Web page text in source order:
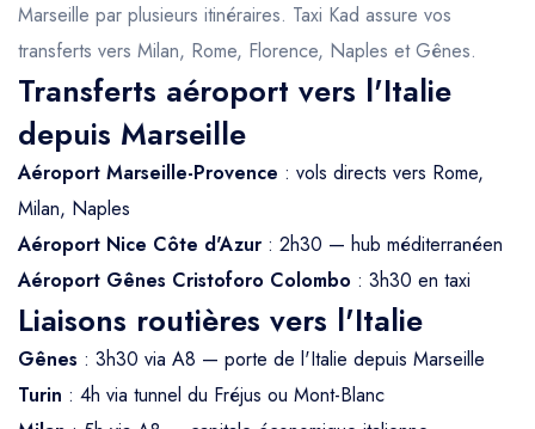
Marseille par plusieurs itinéraires. Taxi Kad assure vos
transferts vers Milan, Rome, Florence, Naples et Gênes.
Transferts aéroport vers l'Italie
depuis Marseille
Aéroport Marseille-Provence : vols directs vers Rome,
Milan, Naples
Aéroport Nice Côte d'Azur : 2h30 — hub méditerranéen
Aéroport Gênes Cristoforo Colombo : 3h30 en taxi
Liaisons routières vers l'Italie
Gênes : 3h30 via A8 — porte de l'Italie depuis Marseille
Turin : 4h via tunnel du Fréjus ou Mont-Blanc